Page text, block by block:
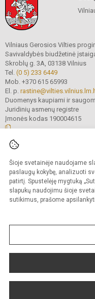
Šioje svetainėje naudojame
paslaugų kokybę, analizuoti
patirtį. Spustelėję mygtuką
slapukų naudojimu šioje
sutikimus, prašome apsilankyti
Vilniaus Gerosios Vilties
Savivaldybės biudžetinė
Skroblų g. 3A, 03138 Vilnius
Tel. (0 5) 233 6449
Mob. +370 615 65993
El. p.
Duomenys kaupiami ir
Juridinių asmenų registre
Įmonės kodas 190004615
Kopijuoti turinį be raštiško
Prieinamumo
Sumanus būdas